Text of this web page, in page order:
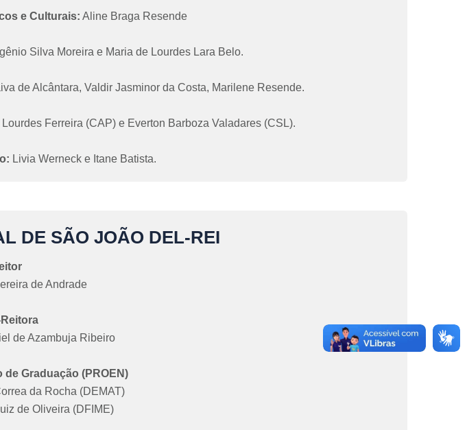
e Culturais: Aline Braga Resende
Silva Moreira e Maria de Lourdes Lara Belo.
de Alcântara, Valdir Jasminor da Costa, Marilene Resende.
Ferreira (CAP) e Everton Barboza Valadares (CSL).
Livia Werneck e Itane Batista.
DE SÃO JOÃO DEL-REI
de Andrade
de Azambuja Ribeiro
Graduação (PROEN)
da Rocha (DEMAT)
de Oliveira (DFIME)